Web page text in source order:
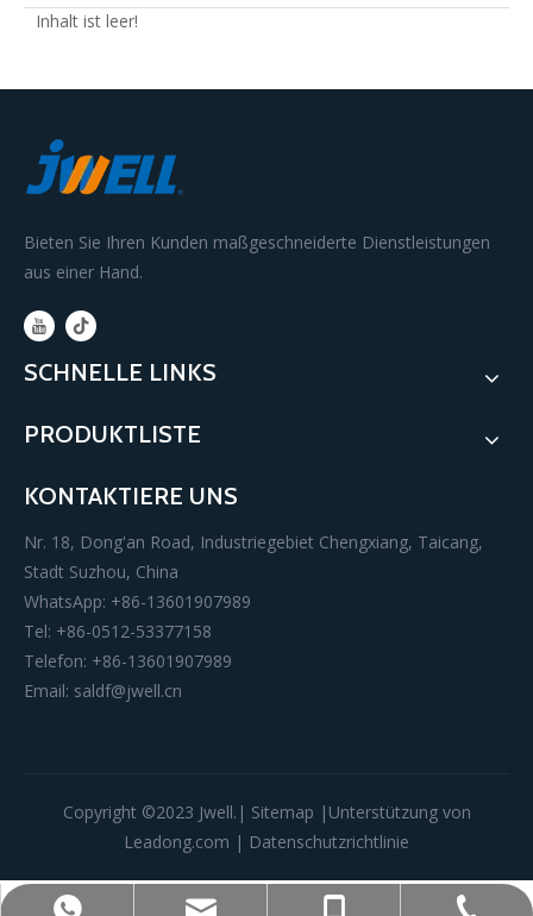
Inhalt ist leer!
Bieten Sie Ihren Kunden maßgeschneiderte Dienstleistungen
aus einer Hand.
SCHNELLE LINKS
PRODUKTLISTE
KONTAKTIERE UNS
Nr. 18, Dong'an Road, Industriegebiet Chengxiang, Taicang,
Stadt Suzhou, China
WhatsApp: +86-13601907989
Tel: +86-0512-53377158
Telefon: +86-13601907989
Email: saldf@jwell.cn
Copyright ©️2023 Jwell.| Sitemap |Unterstützung von
Leadong.com | Datenschutzrichtlinie